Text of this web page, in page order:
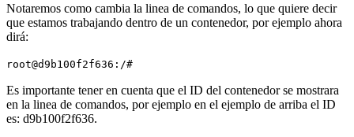
Notaremos como cambia la linea de comandos, lo que quiere decir
que estamos trabajando dentro de un contenedor, por ejemplo ahora
dirá:
root@d9b100f2f636:/#
Es importante tener en cuenta que el ID del contenedor se mostrara
en la linea de comandos, por ejemplo en el ejemplo de arriba el ID
es: d9b100f2f636.